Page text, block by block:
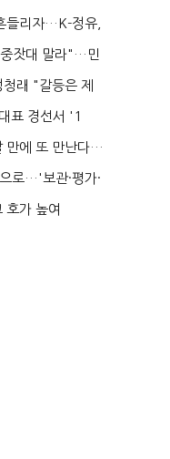
들리자…K-정유,
잣대 말라"…민
래 "갈등은 제
표 경선서 '1
만에 또 만난다…
로…'보관·평가·
호가 높여